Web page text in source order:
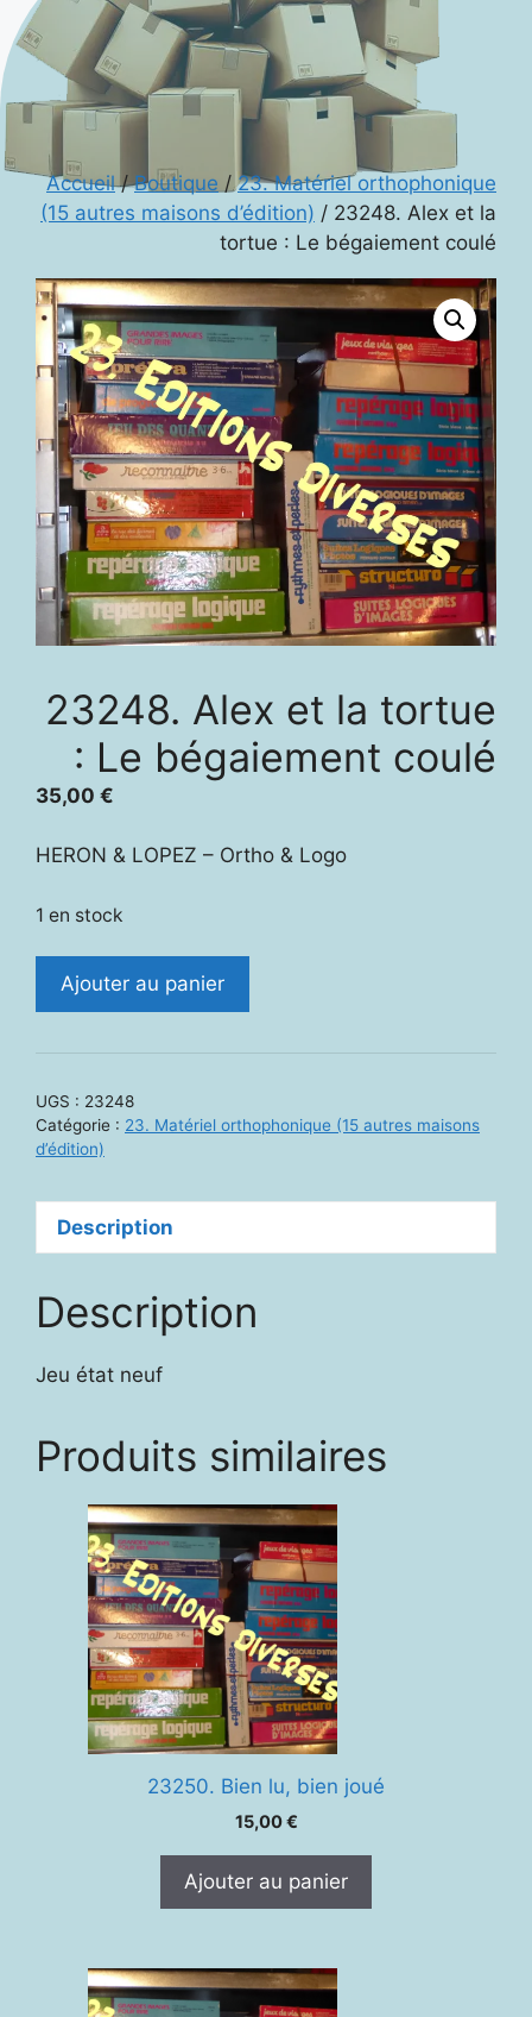
Accueil/Boutique /23. Matériel orthophonique
(15 autres maisons d’édition) / 23248. Alex et la
tortue : Le bégaiement coulé
23248. Alex et la tortue
: Le bégaiement coulé
35,00 €
HERON & LOPEZ – Ortho & Logo
1 en stock
quantité
la
tortue
Le
bégaiement
Ajouter au panier
UGS : 23248
Catégorie : 23. Matériel orthophonique (15 autres maisons
d’édition)
Description
Description
Jeu état neuf
Produits similaires
23250. Bien lu, bien joué
15,00€
Ajouter au panier